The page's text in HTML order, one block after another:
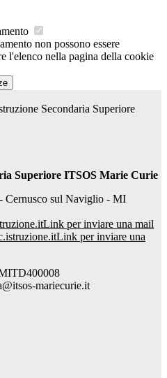
non possono essere
l'elenco nella pagina della cookie
Secondaria Superiore
Superiore ITSOS Marie Curie
Cernusco sul Naviglio - MI
Link per inviare una mail
Link per inviare una
mariecurie.it